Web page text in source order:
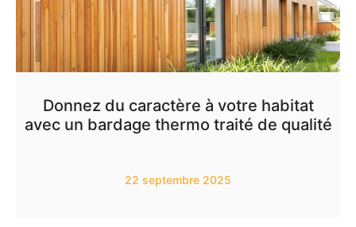
Donnez du caractère à votre habitat
avec un bardage thermo traité de qualité
22 septembre 2025